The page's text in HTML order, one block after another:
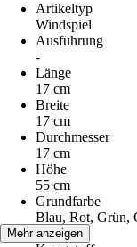
Artikeltyp
Windspiel
Ausführung
-
Länge
17 cm
Breite
17 cm
Durchmesser
17 cm
Höhe
55 cm
Grundfarbe
Blau, Rot, Grün,
Material
Mehr anzeigen